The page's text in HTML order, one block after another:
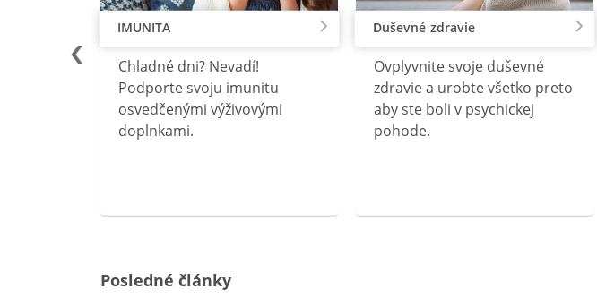
IMUNITA
Chladné dni? Nevadí!
Podporte svoju imunitu
osvedčenými výživovými
doplnkami.
Duševné zdravie
Ovplyvnite svoje duševné
zdravie a urobte všetko preto
aby ste boli v psychickej
pohode.
Posledné články